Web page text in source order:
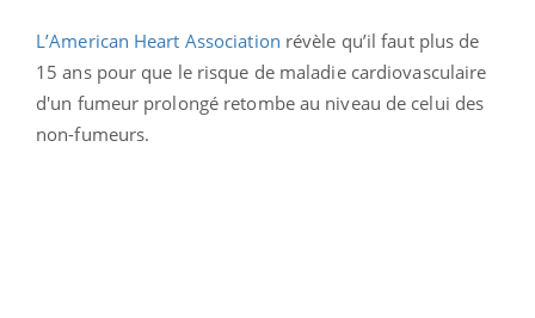
L’American Heart Association révèle qu’il faut plus de
15 ans pour que le risque de maladie cardiovasculaire
d'un fumeur prolongé retombe au niveau de celui des
non-fumeurs.